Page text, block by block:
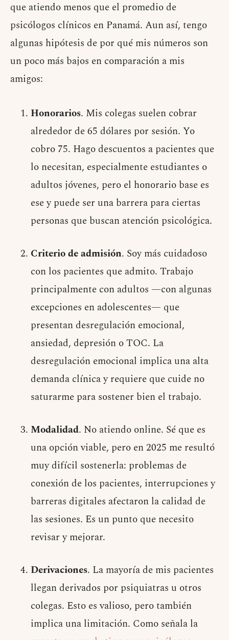
que atiendo menos que el promedio de
psicólogos clínicos en Panamá. Aun así, tengo
algunas hipótesis de por qué mis números son
un poco más bajos en comparación a mis
amigos:
Honorarios. Mis colegas suelen cobrar
alrededor de 65 dólares por sesión. Yo
cobro 75. Hago descuentos a pacientes que
lo necesitan, especialmente estudiantes o
adultos jóvenes, pero el honorario base es
ese y puede ser una barrera para ciertas
personas que buscan atención psicológica.
Criterio de admisión. Soy más cuidadoso
con los pacientes que admito. Trabajo
principalmente con adultos —con algunas
excepciones en adolescentes— que
presentan desregulación emocional,
ansiedad, depresión o TOC. La
desregulación emocional implica una alta
demanda clínica y requiere que cuide no
saturarme para sostener bien el trabajo.
Modalidad. No atiendo online. Sé que es
una opción viable, pero en 2025 me resultó
muy difícil sostenerla: problemas de
conexión de los pacientes, interrupciones y
barreras digitales afectaron la calidad de
las sesiones. Es un punto que necesito
revisar y mejorar.
Derivaciones. La mayoría de mis pacientes
llegan derivados por psiquiatras u otros
colegas. Esto es valioso, pero también
implica una limitación. Como señala la